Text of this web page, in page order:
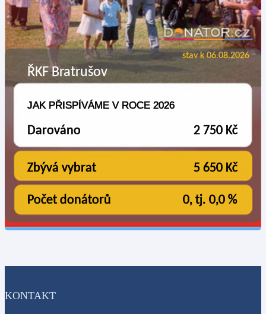
KONTAKT